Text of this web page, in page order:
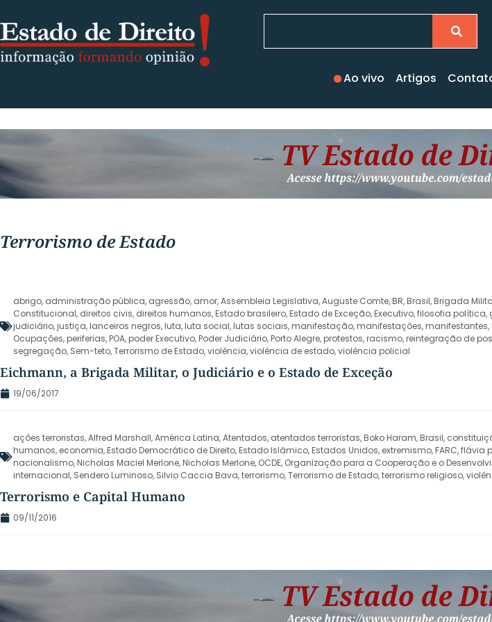
Ao vivo Artigos
Terrorismo de Estado
abrigo, administração pública, agressão, amor,Assembleia Legislativa,Auguste Comte,BR,Brasil,Brigada
Constitucional, direitos civis, direitos humanos,Estado brasileiro,Estado de Exceção,Executivo,filosofia política,
judiciário,justiça,lanceiros negros,luta,luta social,lutas sociais,manifestação,manifestações,manifestantes,
Ocupações,periferias,POA,poder Executivo,Poder Judiciário,Porto Alegre,protestos,racismo,reintegração de
segregação, Sem-teto,Terrorismo de Estado,violência,violência de estado,violência policial
Eichmann, a Brigada Militar, o Judiciário e o Estado de Exceção
19/06/2017
ações terroristas,Alfred Marshall,América Latina,Atentados, atentados terroristas,Boko Haram,Brasil,
humanos, economia,Estado Democrático de Direito,Estado Islâmico,Estados Unidos, extremismo,FARC,flávia
nacionalismo,Nicholas Maciel Merlone,Nicholas Merlone, OCDE, Organização para a Cooperação e o
internacional, Sendero Luminoso, Silvio Caccia Bava,terrorismo,Terrorismo de Estado,terrorismo religioso,
Terrorismo e Capital Humano
09/11/2016